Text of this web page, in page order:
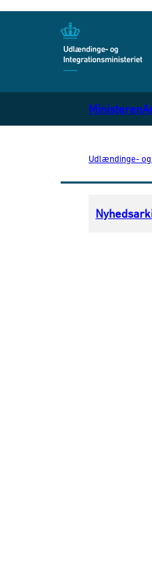
Ministeren
Udlændinge-